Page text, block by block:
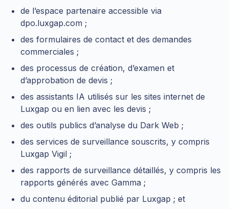
de l’espace partenaire accessible via
dpo.luxgap.com ;
des formulaires de contact et des demandes
commerciales ;
des processus de création, d’examen et
d’approbation de devis ;
des assistants IA utilisés sur les sites internet de
Luxgap ou en lien avec les devis ;
des outils publics d’analyse du Dark Web ;
des services de surveillance souscrits, y compris
Luxgap Vigil ;
des rapports de surveillance détaillés, y compris les
rapports générés avec Gamma ;
du contenu éditorial publié par Luxgap ; et